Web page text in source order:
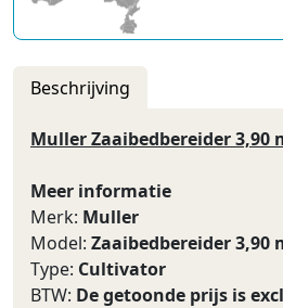
Beschrijving
Muller Zaaibedbereider 3,90
Meer informatie
Merk: Muller
Model: Zaaibedbereider 3,90
Type: Cultivator
BTW: De getoonde prijs is